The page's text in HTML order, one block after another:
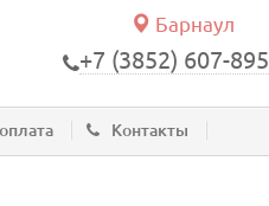
Барнаул
+7 (3852) 607-895
Контакты